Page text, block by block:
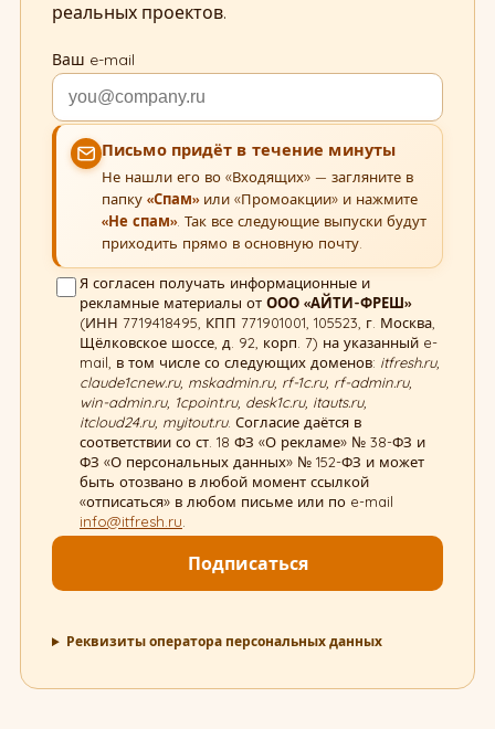
реальных проектов.
Ваш e-mail
Письмо придёт в течение минуты
Не нашли его во «Входящих» — загляните в
папку «Спам»или «Промоакции» и нажмите
«Не спам». Так все следующие выпуски будут
приходить прямо в основную почту.
Я согласен получать информационные и
рекламные материалы от ООО «АЙТИ-ФРЕШ»
(ИНН 7719418495, КПП 771901001, 105523, г. Москва,
Щёлковское шоссе, д. 92, корп. 7) на указанный e-
mail, в том числе со следующих доменов: itfresh.ru,
claude1cnew.ru, mskadmin.ru, rf-1c.ru, rf-admin.ru,
win-admin.ru, 1cpoint.ru, desk1c.ru, itauts.ru,
itcloud24.ru, myitout.ru. Согласие даётся в
соответствии со ст. 18 ФЗ «О рекламе» № 38-ФЗ и
ФЗ «О персональных данных» № 152-ФЗ и может
быть отозвано в любой момент ссылкой
«отписаться» в любом письме или по e-mail
info@itfresh.ru
Подписаться
Реквизиты оператора персональных данных